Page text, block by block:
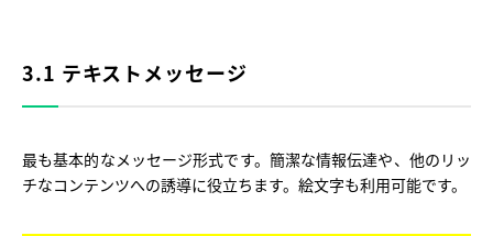
3.1 テキストメッセージ
最も基本的なメッセージ形式です。簡潔な情報伝達や、他のリッ
チなコンテンツへの誘導に役立ちます。絵文字も利用可能です。